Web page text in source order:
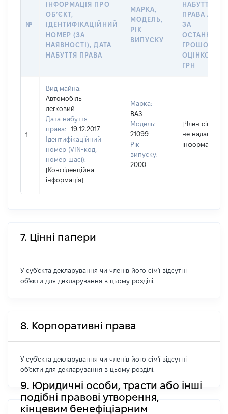
№
ІНФОРМАЦІЯ ПРО
ОБʼЄКТ,
ІДЕНТИФІКАЦІЙНИЙ
НОМЕР (ЗА
НАЯВНОСТІ), ДАТА
НАБУТТЯ ПРАВА
МАРКА,
МОДЕЛЬ,
РІК
ВИПУСКУ
НАБУТТЯ
ПРАВА АБО
ЗА
ГРОШОВОЮ
ОЦІНКОЮ,
ГРН
1
Вид майна:
Автомобіль
легковий
Дата набуття
права:
19.12.2017
Ідентифікаційний
номер (VIN-код,
номер шасі):
[Конфіденційна
інформація]
Марка:
ВАЗ
Модель:
21099
Рік
випуску:
2000
[Член сім'ї
не надав
інформацію]
7. Цінні папери
У суб'єкта декларування чи членів його сім'ї відсутні
об'єкти для декларування в цьому розділі.
8. Корпоративні права
У суб'єкта декларування чи членів його сім'ї відсутні
об'єкти для декларування в цьому розділі.
9. Юридичні особи, трасти або інші
подібні правові утворення,
кінцевим бенефіціарним